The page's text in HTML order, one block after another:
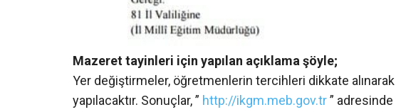
Mazeret tayinleri için yapılan açıklama şöyle;
Yer değiştirmeler, öğretmenlerin tercihleri dikkate
yapılacaktır. Sonuçlar, ” http://ikgm.meb.gov.tr” adresinde